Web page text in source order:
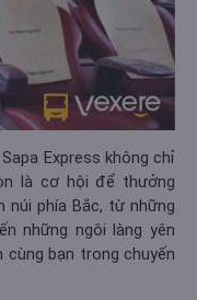
Express không chỉ
là cơ hội để thưởng
phía Bắc, từ những
những ngôi làng yên
cùng bạn trong chuyến